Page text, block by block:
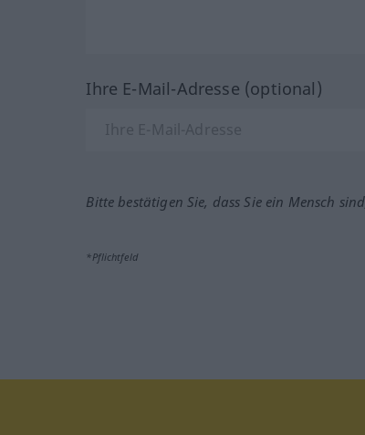
Ihre E-Mail-Adresse (optional)
Bitte bestätigen Sie, dass Sie ein Mensch
*Pflichtfeld